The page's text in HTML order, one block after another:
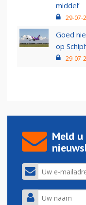
middel’
29-07-
Goed
op
29-07-
Meld